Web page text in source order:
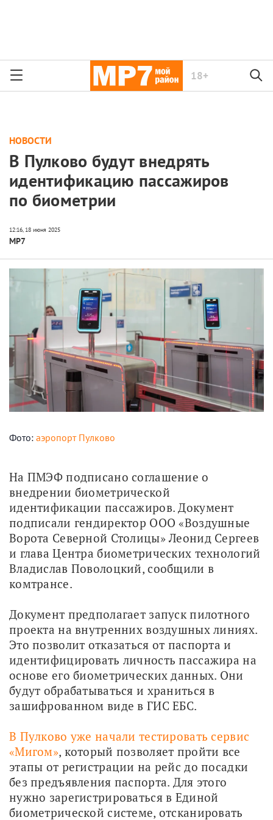
18+
НОВОСТИ
В Пулково будут внедрять
идентификацию пассажиров
по биометрии
МР7
Фото: аэропорт Пулково
На ПМЭФ подписано соглашение о
внедрении биометрической
идентификации пассажиров. Документ
подписали гендиректор ООО «Воздушные
Ворота Северной Столицы» Леонид Сергеев
и глава Центра биометрических технологий
Владислав Поволоцкий, сообщили в
комтрансе.
Документ предполагает запуск пилотного
проекта на внутренних воздушных линиях.
Это позволит отказаться от паспорта и
идентифицировать личность пассажира на
основе его биометрических данных. Они
будут обрабатываться и храниться в
зашифрованном виде в ГИС ЕБС.
В Пулково уже начали тестировать сервис
«Мигом», который позволяет пройти все
этапы от регистрации на рейс до посадки
без предъявления паспорта. Для этого
нужно зарегистрироваться в Единой
биометрической системе, отсканировать